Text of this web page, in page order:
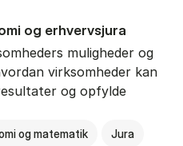
og erhvervs­jura
muligheder og
virksomheder kan
og opfylde
og matematik Jura